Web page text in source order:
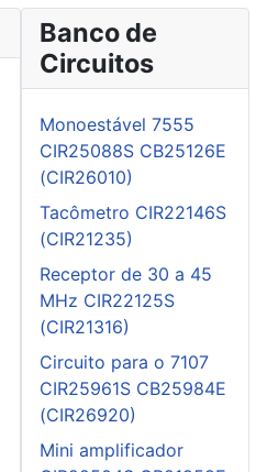
Banco de
Circuitos
Monoestável 7555
CIR25088S CB25126E
(CIR26010)
Tacômetro CIR22146S
(CIR21235)
Receptor de 30 a 45
MHz CIR22125S
(CIR21316)
Circuito para o 7107
CIR25961S CB25984E
(CIR26920)
Mini amplificador